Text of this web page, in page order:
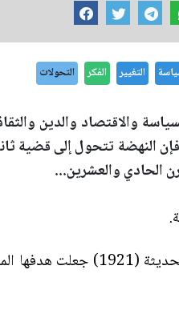
التغيير الفكر التحولات
والاقتصاد والدين
النهضة تتحول إلى قضية
الحادي والعشرين...
لو أن النخب الفكرية والسياسية والدينية